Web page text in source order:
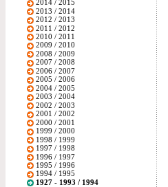
2014 / 2015
2013 / 2014
2012 / 2013
2011 / 2012
2010 / 2011
2009 / 2010
2008 / 2009
2007 / 2008
2006 / 2007
2005 / 2006
2004 / 2005
2003 / 2004
2002 / 2003
2001 / 2002
2000 / 2001
1999 / 2000
1998 / 1999
1997 / 1998
1996 / 1997
1995 / 1996
1994 / 1995
1927 - 1993 / 1994